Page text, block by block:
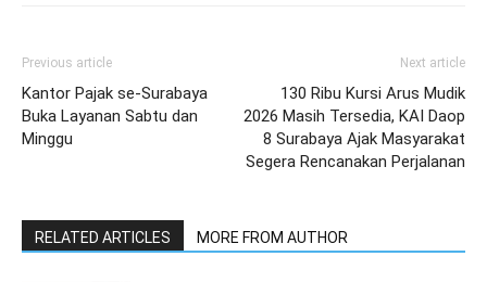
Previous article
Kantor Pajak se-Surabaya
Buka Layanan Sabtu dan
Minggu
Next article
130 Ribu Kursi Arus Mudik
2026 Masih Tersedia, KAI Daop
8 Surabaya Ajak Masyarakat
Segera Rencanakan Perjalanan
RELATED ARTICLES MORE FROM AUTHOR